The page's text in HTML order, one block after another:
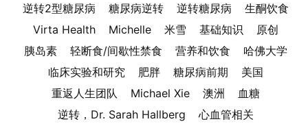
逆转2型糖尿病
糖尿病逆转 逆转糖尿病
生酮饮食
Virta Health
Michelle 米雪 基础知识
原创
胰岛素
轻断食/间歇性禁食 营养和饮食
哈佛大学
临床实验和研究
肥胖 糖尿病前期
美国
重返人生团队
Michael Xie 澳洲
血糖
逆转，Dr. Sarah Hallberg
心血管相关